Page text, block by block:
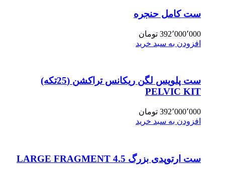
ست کامل حنجره
392٬000٬000 تومان
افزودن به سبد خرید
ست پلویس لگن ریکانس تراکشن (25تکه)
PELVIC KIT
392٬000٬000 تومان
افزودن به سبد خرید
ست ارتوپدی بزرگ 4.5 LARGE FRAGMENT